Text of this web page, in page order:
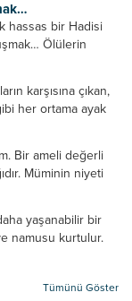
görünce
Onların
hassas bir Hadisi
Ölülerin
ve kusurlarını
fayda da vermez....
karşısına çıkan,
her ortama ayak
mümin gibi
Bir ameli değerli
Müminin niyeti
için
yaşanabilir bir
namusu kurtulur.
kurtulur....
Tümünü Göster